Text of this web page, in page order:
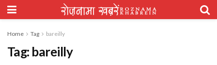
Home Tag bareilly
Tag: bareilly